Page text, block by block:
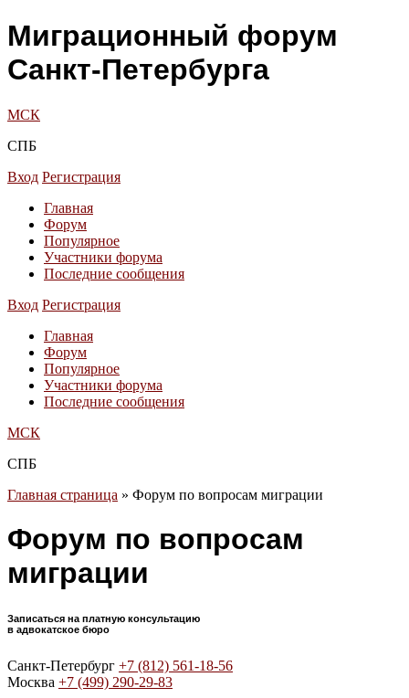
Миграционный форум
Санкт-Петербурга
МСК
СПБ
Вход Регистрация
Главная
Форум
Популярное
Участники форума
Последние сообщения
Вход Регистрация
Главная
Форум
Популярное
Участники форума
Последние сообщения
МСК
СПБ
Главная страница » Форум по вопросам миграции
Форум по вопросам
миграции
Записаться на платную консультацию
в адвокатское бюро
Санкт-Петербург +7 (812) 561-18-56
Москва +7 (499) 290-29-83